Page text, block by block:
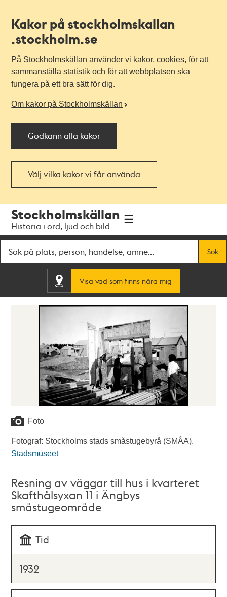
Kakor på stockholmskallan
.stockholm.se
På Stockholmskällan använder vi kakor, cookies, för att
sammanställa statistik och för att webbplatsen ska
fungera på ett bra sätt för dig.
Om kakor på Stockholmskällan
Godkänn alla kakor
Välj vilka kakor vi får använda
navigationen
huvudinnehållet
Stockholmskällan
Historia i ord, ljud och bild
Sök
Visa vad som finns nära mig
Foto
Fotograf: Stockholms stads småstugebyrå (SMÅA).
Stadsmuseet
Resning av väggar till hus i kvarteret
Skafthålsyxan 11 i Ängbys
småstugeområde
Tid
1932